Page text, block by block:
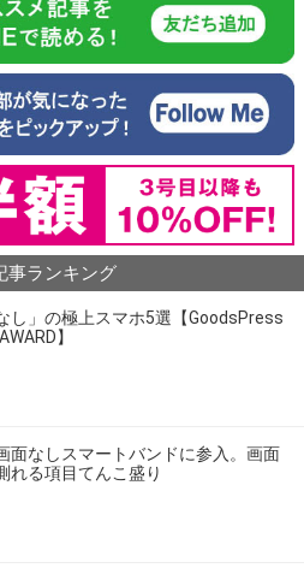
事ランキング
し」の極上スマホ5選【GoodsPress
】
面なしスマートバンドに参入。画面
れる項目てんこ盛り